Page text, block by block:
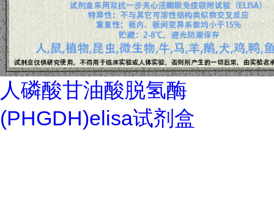
人磷酸甘油酸脱氢酶
(PHGDH)elisa试剂盒